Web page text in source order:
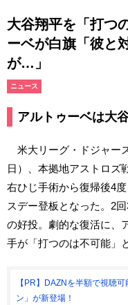
大谷翔平を「打つ
ーベが白旗「彼と
が…」
ニュース
アルトゥーベは大
米大リーグ・ドジャー
日）、本拠地アストロズ
右ひじ手術から復帰後4
スデー登板となった。2
の好投。劇的な復活に、
手が「打つのは不可能」
【PR】DAZNを半額で視聴
ン」が新登場！